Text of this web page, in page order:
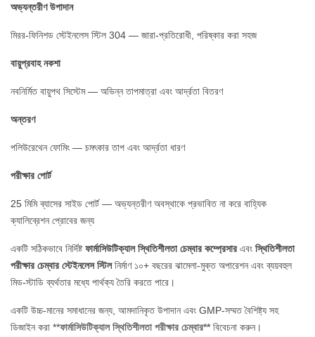
অভ্যন্তরীণ উপাদান
মিরর-ফিনিশড স্টেইনলেস স্টিল 304 — জারা-প্রতিরোধী, পরিষ্কার করা সহজ
বায়ুপ্রবাহ নকশা
নবনির্মিত বায়ুপথ সিস্টেম — অভিন্ন তাপমাত্রা এবং আর্দ্রতা বিতরণ
অন্তরণ
পলিউরেথেন ফোমিং — চমৎকার তাপ এবং আর্দ্রতা ধারণ
পরীক্ষার পোর্ট
25 মিমি ব্যাসের সাইড পোর্ট — অভ্যন্তরীণ অবস্থাকে প্রভাবিত না করে বাহ্যিক
ক্যালিব্রেশন প্রোবের জন্য
একটি সঠিকভাবে নির্দিষ্টফার্মাসিউটিক্যাল স্থিতিশীলতা চেম্বার কম্প্রেসার এবং স্থিতিশীলতা
পরীক্ষার চেম্বার স্টেইনলেস স্টিলনির্মাণ ১০+ বছরের ঝামেলা-মুক্ত অপারেশন এবং ব্যয়বহুল
মিড-স্টাডি ব্যর্থতার মধ্যে পার্থক্য তৈরি করতে পারে।
একটি উচ্চ-মানের সমাধানের জন্য, আমদানিকৃত উপাদান এবং GMP-সম্মত বৈশিষ্ট্য সহ
ডিজাইন করা **ফার্মাসিউটিক্যাল স্থিতিশীলতা পরীক্ষার চেম্বার**বিবেচনা করুন।